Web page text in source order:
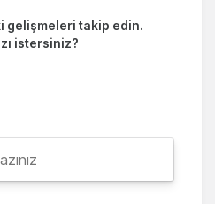
gelişmeleri takip edin.
istersiniz?